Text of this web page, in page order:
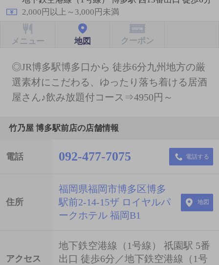
2,000円以上～3,000円未満
メニュー 地図 クーポン
◎JR博多駅博多口から 徒歩6分九州地方の厳
選素材にこだわる、ゆったり落ち着ける居酒
屋さん♪飲み放題付コース⇒4950円～
竹乃屋 博多駅前店の店舗情報
電話 092-477-7075 電話する
住所
福岡県福岡市博多区博多
駅前2-14-15ザ ロイヤルパ
ークホテル 福岡B1
地図
アクセス
地下鉄空港線（1号線） 祇園駅 5番
出口 徒歩6分／地下鉄空港線（1号